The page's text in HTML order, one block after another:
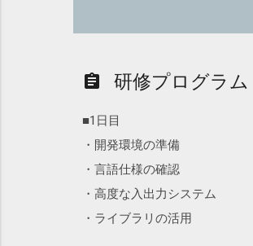
assignment 研修プログラム
■1日目
・開発環境の準備
・言語仕様の確認
・高度な入出力システム
・ライブラリの活用